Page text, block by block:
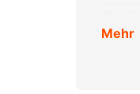
Mehr